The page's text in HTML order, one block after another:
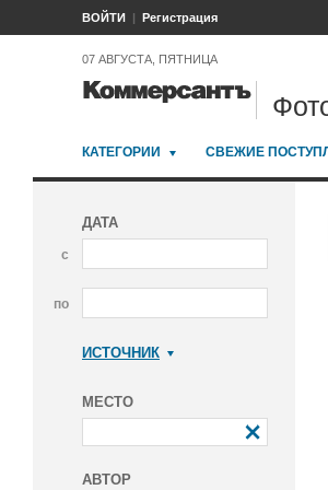
ВОЙТИ Регистрация
07 АВГУСТА, ПЯТНИЦА
КАТЕГОРИИ СВЕЖИЕ
ДАТА
с
по
ИСТОЧНИК
МЕСТО
АВТОР